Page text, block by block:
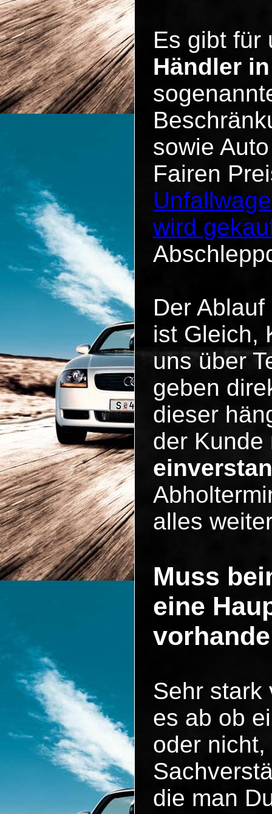
Es gibt
Händler
sowie
Fairen
wird
Der
ist Gleich,
uns über
geben
dieser
der
alles
Muss
eine
Sehr stark
es ab ob
oder
die man